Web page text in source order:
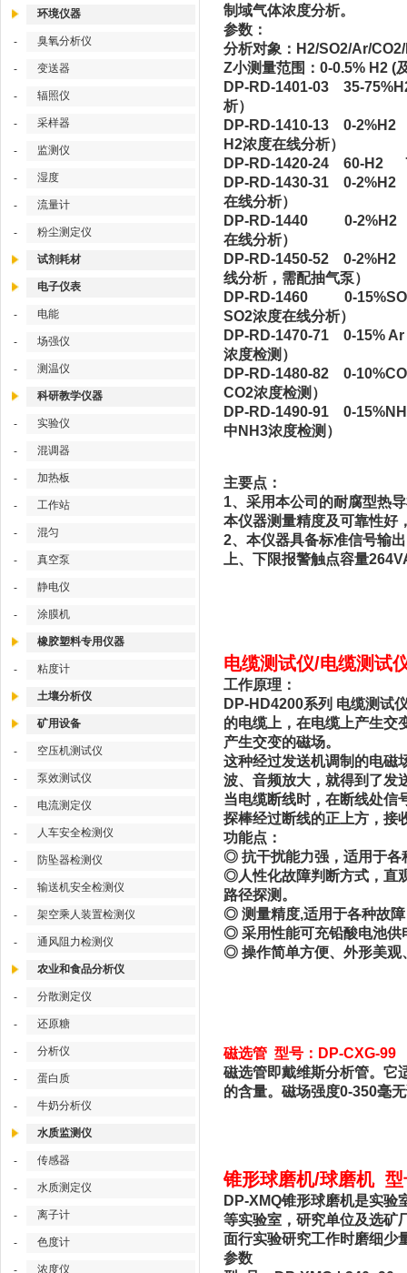
环境仪器
- 臭氧分析仪
- 变送器
- 辐照仪
- 采样器
- 监测仪
- 湿度
- 流量计
- 粉尘测定仪
试剂耗材
电子仪表
- 电能
- 场强仪
- 测温仪
科研教学仪器
- 实验仪
- 混调器
- 加热板
- 工作站
- 混匀
- 真空泵
- 静电仪
- 涂膜机
橡胶塑料专用仪器
- 粘度计
土壤分析仪
矿用设备
- 空压机测试仪
- 泵效测试仪
- 电流测定仪
- 人车安全检测仪
- 防坠器检测仪
- 输送机安全检测仪
- 架空乘人装置检测仪
- 通风阻力检测仪
农业和食品分析仪
- 分散测定仪
- 还原糖
- 分析仪
- 蛋白质
- 牛奶分析仪
水质监测仪
- 传感器
- 水质测定仪
- 离子计
- 色度计
- 浓度仪
制域气体浓度分析。
参数：
分析对象：H2/SO2/Ar/
Z小测量范围：0-0.5% H2 (
DP-RD-1401-03
析）
DP-RD-1410-13 0-
H2浓度在线分析）
DP-RD-1420-24 60-H2
DP-RD-1430-
在线分析）
DP-RD-
在线分析）
DP-RD-1450-52
线分析，需配抽气泵）
DP-RD-
SO2浓度在线分析）
DP-RD-1470-71 0-
浓度检测）
DP-RD-1480-82 0-
CO2浓度检测）
DP-RD-1490-91
中NH3浓度检测）
主要点：
1、采用本公司的耐腐型热
本仪器测量精度及可靠性好
2、本仪器具备标准信号输
上、下限报警触点容量
电缆测试仪/电缆测试
工作原理：
DP-HD4200系列 电缆测试
的电缆上，在电缆上产生交
产生交变的磁场。
这种经过发送机调制的电磁
波、音频放大，就得到了发
当电缆断线时，在断线处信
探棒经过断线的正上方，接
功能点：
◎ 抗干扰能力强，适用于各
◎人性化故障判断方式，直
路径探测。
◎ 测量精度,适用于各种故
◎ 采用性能可充铅酸电池供
◎ 操作简单方便、外形美观
磁选管 型号：DP-CXG-99
磁选管即戴维斯分析管。它
的含量。磁场强度0-350毫
锥形球磨机/球磨机 型
DP-XMQ锥形球磨机是实验
等实验室，研究单位及选矿
面行实验研究工作时磨细少
参数